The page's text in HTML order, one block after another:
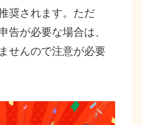
奨されます。ただ
告が必要な場合は、
せんので注意が必要